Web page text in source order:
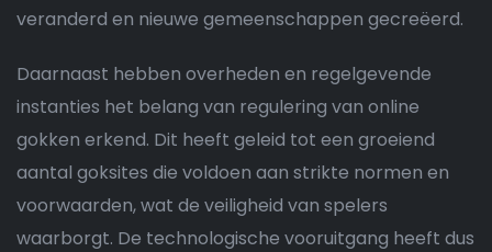
veranderd en nieuwe gemeenschappen gecreëerd.
Daarnaast hebben overheden en regelgevende
instanties het belang van regulering van online
gokken erkend. Dit heeft geleid tot een groeiend
aantal goksites die voldoen aan strikte normen en
voorwaarden, wat de veiligheid van spelers
waarborgt. De technologische vooruitgang heeft dus